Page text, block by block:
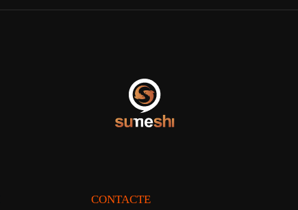
CONTACTE